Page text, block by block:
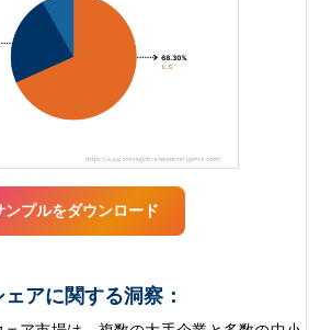
ンプルをダウンロード
アに関する洞察：